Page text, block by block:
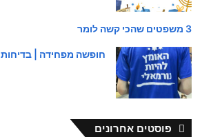
3 משפטים שהכי קשה לומר
חופשה מפחידה | בדיחות
פוסטים אחרונים